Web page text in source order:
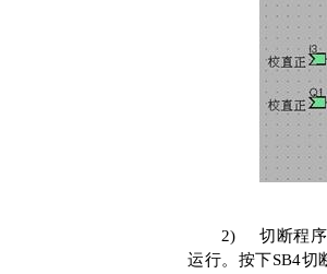
2)
切断程
运行。按下SB4切